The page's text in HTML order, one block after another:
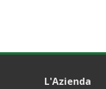
L'Azienda